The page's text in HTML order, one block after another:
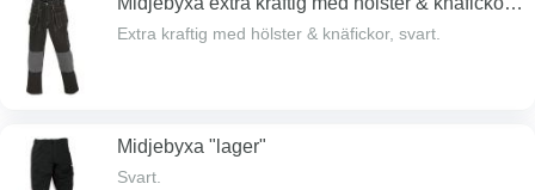
svart
Extra kraftig med hölster & knäfickor, svart.
Midjebyxa "lager"
Svart.